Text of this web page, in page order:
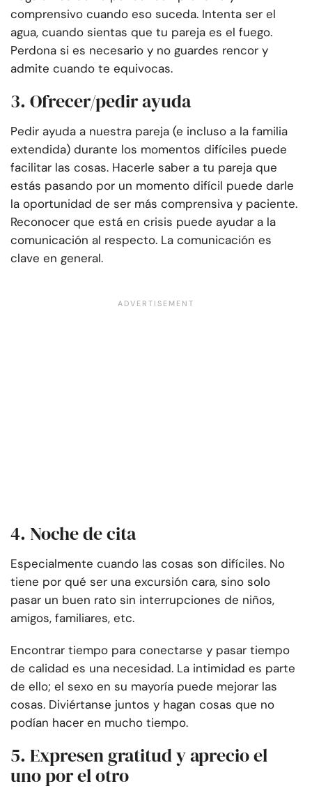
comprensivo cuando eso suceda. Intenta ser el
agua, cuando sientas que tu pareja es el fuego.
Perdona si es necesario y no guardes rencor y
admite cuando te equivocas.
3. Ofrecer/pedir ayuda
Pedir ayuda a nuestra pareja (e incluso a la familia
extendida) durante los momentos difíciles puede
facilitar las cosas. Hacerle saber a tu pareja que
estás pasando por un momento difícil puede darle
la oportunidad de ser más comprensiva y paciente.
Reconocer que está en crisis puede ayudar a la
comunicación al respecto. La comunicación es
clave en general.
4. Noche de cita
Especialmente cuando las cosas son difíciles. No
tiene por qué ser una excursión cara, sino solo
pasar un buen rato sin interrupciones de niños,
amigos, familiares, etc.
Encontrar tiempo para conectarse y pasar tiempo
de calidad es una necesidad. La intimidad es parte
de ello; el sexo en su mayoría puede mejorar las
cosas. Diviértanse juntos y hagan cosas que no
podían hacer en mucho tiempo.
5. Expresen gratitud y aprecio el
uno por el otro